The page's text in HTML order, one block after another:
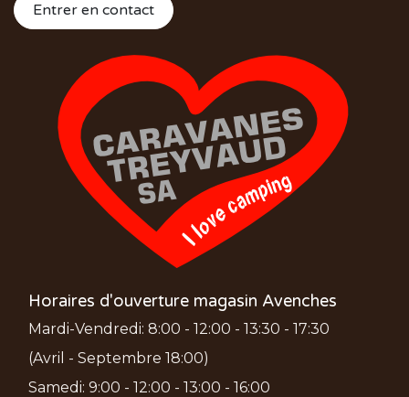
Entrer en contact
Horaires d'ouverture magasin Avenches
Mardi-Vendredi: 8:00 - 12:00 - 13:30 - 17:30
(Avril - Septembre 18:00)
Samedi: 9:00 - 12:00 - 13:00 - 16:00